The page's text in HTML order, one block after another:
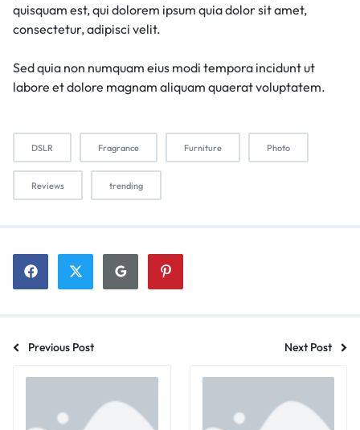
quisquam est, qui dolorem ipsum quia dolor sit amet,
consectetur, adipisci velit.
Sed quia non numquam eius modi tempora incidunt ut
labore et dolore magnam aliquam quaerat voluptatem.
DSLR Fragrance Furniture Photo
Reviews trending
Previous Post Next Post